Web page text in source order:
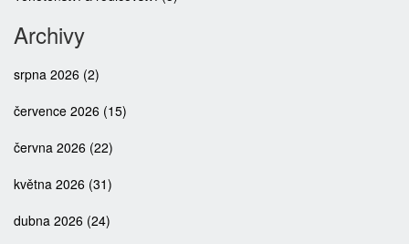
Archivy
srpna 2026 (2)
července 2026 (15)
června 2026 (22)
května 2026 (31)
dubna 2026 (24)